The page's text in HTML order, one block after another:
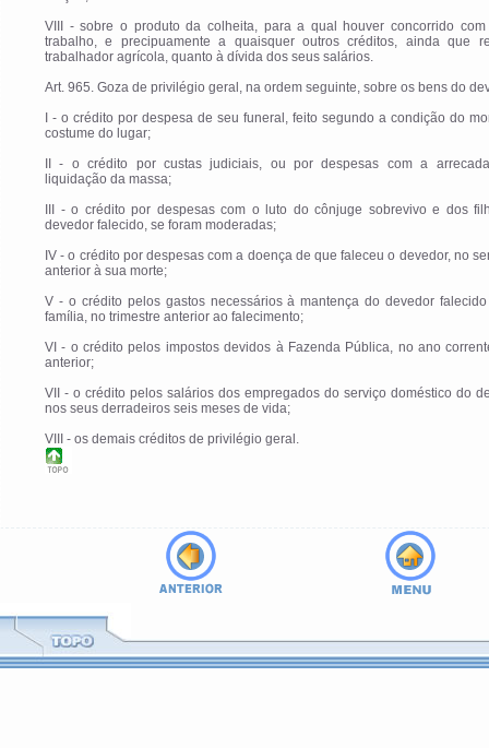
VIII - sobre o produto da colheita, para a qual houver concorrido
trabalho, e precipuamente a quaisquer outros créditos, ainda que
trabalhador agrícola, quanto à dívida dos seus salários.
Art. 965. Goza de privilégio geral, na ordem seguinte, sobre os bens do
I - o crédito por despesa de seu funeral, feito segundo a condição do
costume do lugar;
II - o crédito por custas judiciais, ou por despesas com a
liquidação da massa;
III - o crédito por despesas com o luto do cônjuge sobrevivo e dos
devedor falecido, se foram moderadas;
IV - o crédito por despesas com a doença de que faleceu o devedor, no
anterior à sua morte;
V - o crédito pelos gastos necessários à mantença do devedor
família, no trimestre anterior ao falecimento;
VI - o crédito pelos impostos devidos à Fazenda Pública, no ano
anterior;
VII - o crédito pelos salários dos empregados do serviço doméstico do
nos seus derradeiros seis meses de vida;
VIII - os demais créditos de privilégio geral.